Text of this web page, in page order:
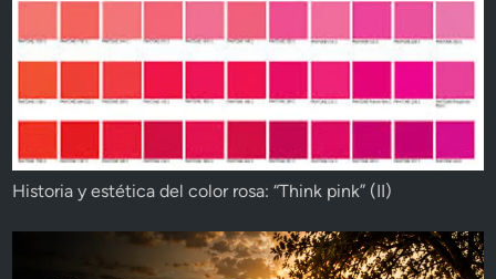
Historia y estética del color rosa: “Think pink” (II)